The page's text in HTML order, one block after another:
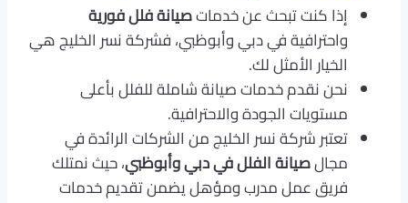
إذا كنت تبحث عن خدماتصيانة فلل فورية
واحترافية في دبي وأبوظبي، فشركة نسر الخليج هي
الخيار الأمثل لك.
نحن نقدم خدمات صيانة شاملة للفلل بأعلى
مستويات الجودة والاحترافية.
تعتبر شركة نسر الخليج من الشركات الرائدة في
مجالصيانة الفلل في دبي وأبوظبي، حيث نمتلك
فريق عمل مدرب ومؤهل يضمن تقديم خدمات